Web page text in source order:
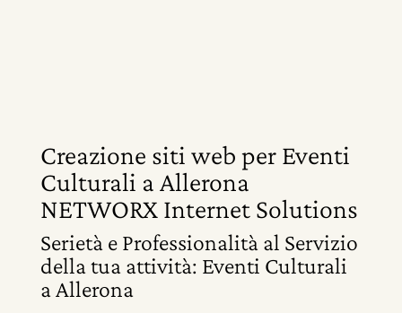
Creazione siti web per Eventi
Culturali a Allerona
NETWORX Internet Solutions
Serietà e Professionalità al Servizio
della tua attività: Eventi Culturali
a Allerona